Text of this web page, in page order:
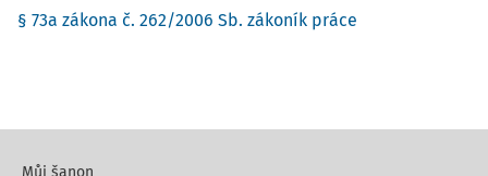
§ 73a zákona č. 262/2006 Sb. zákoník práce
Můj šanon